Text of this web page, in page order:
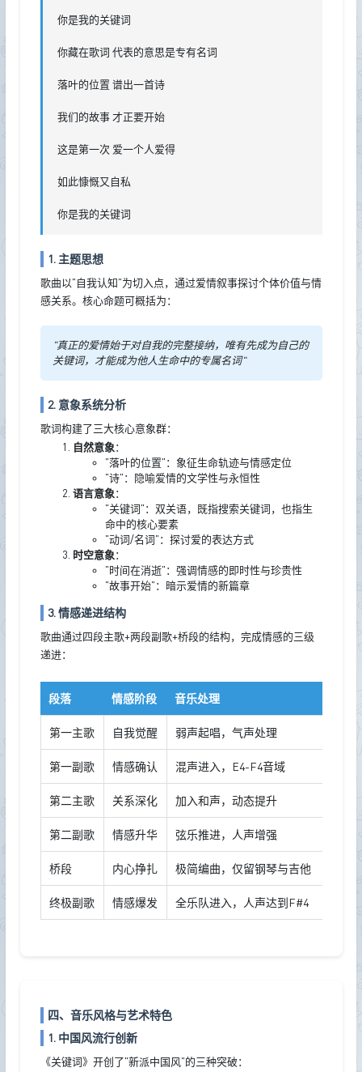
你是我的关键词
你藏在歌词 代表的意思是专有名词
落叶的位置 谱出一首诗
我们的故事 才正要开始
这是第一次 爱一个人爱得
如此慷慨又自私
你是我的关键词
1. 主题思想
歌曲以"自我认知"为切入点，通过爱情叙事探讨个体价值与情
感关系。核心命题可概括为：
"真正的爱情始于对自我的完整接纳，唯有先成为自己的
关键词，才能成为他人生命中的专属名词"
2. 意象系统分析
歌词构建了三大核心意象群：
自然意象：
"落叶的位置"：象征生命轨迹与情感定位
"诗"：隐喻爱情的文学性与永恒性
语言意象：
"关键词"：双关语，既指搜索关键词，也指生
命中的核心要素
"动词/名词"：探讨爱的表达方式
时空意象：
"时间在消逝"：强调情感的即时性与珍贵性
"故事开始"：暗示爱情的新篇章
3. 情感递进结构
歌曲通过四段主歌+两段副歌+桥段的结构，完成情感的三级
递进：
段落 情感阶段 音乐处理
第一主歌 自我觉醒 弱声起唱，气声处理
第一副歌 情感确认 混声进入，E4-F4音域
第二主歌 关系深化 加入和声，动态提升
第二副歌 情感升华 弦乐推进，人声增强
桥段 内心挣扎 极简编曲，仅留钢琴与吉他
终极副歌 情感爆发 全乐队进入，人声达到F#4
四、音乐风格与艺术特色
1. 中国风流行创新
《关键词》开创了"新派中国风"的三种突破：